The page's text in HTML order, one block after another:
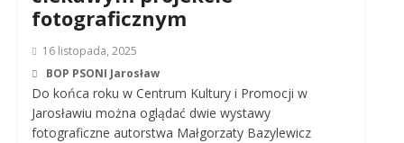
fotograficznym
16 listopada, 2025
BOP PSONI Jarosław
Do końca roku w Centrum Kultury i Promocji w
Jarosławiu można oglądać dwie wystawy
fotograficzne autorstwa Małgorzaty Bazylewicz